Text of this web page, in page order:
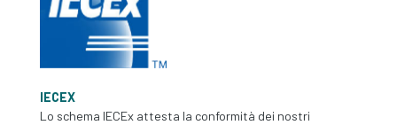
IECEX
Lo schema IECEx attesta la conformità dei nostri